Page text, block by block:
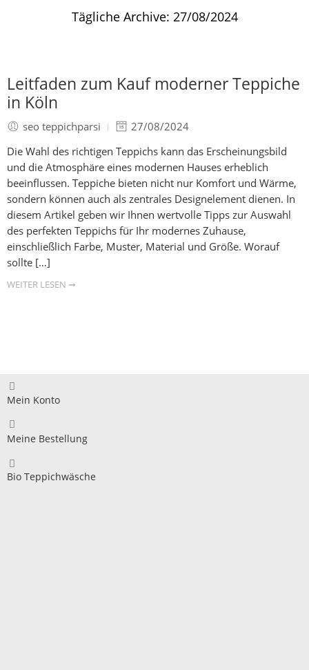
Tägliche Archive: 27/08/2024
Leitfaden zum Kauf moderner Teppiche
in Köln
seo teppichparsi
27/08/2024
Die Wahl des richtigen Teppichs kann das Erscheinungsbild
und die Atmosphäre eines modernen Hauses erheblich
beeinflussen. Teppiche bieten nicht nur Komfort und Wärme,
sondern können auch als zentrales Designelement dienen. In
diesem Artikel geben wir Ihnen wertvolle Tipps zur Auswahl
des perfekten Teppichs für Ihr modernes Zuhause,
einschließlich Farbe, Muster, Material und Größe. Worauf
sollte […]
WEITER LESEN ➞
Mein Konto
Meine Bestellung
Bio Teppichwäsche